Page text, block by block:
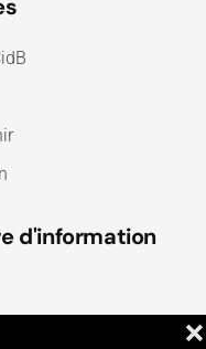
❌
d'information